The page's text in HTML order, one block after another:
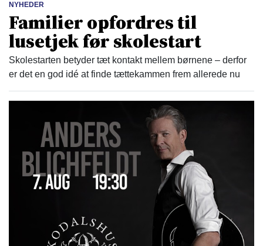
NYHEDER
Familier opfordres til
lusetjek før skolestart
Skolestarten betyder tæt kontakt mellem børnene – derfor
er det en god idé at finde tættekammen frem allerede nu